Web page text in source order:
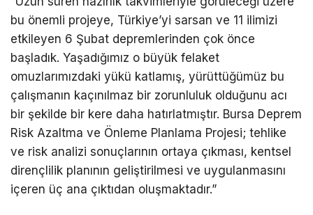
bu önemli projeye, Türkiye’yi sarsan ve 11 ilimizi
etkileyen 6 Şubat depremlerinden çok önce
başladık. Yaşadığımız o büyük felaket
omuzlarımızdaki yükü katlamış, yürüttüğümüz bu
çalışmanın kaçınılmaz bir zorunluluk olduğunu acı
bir şekilde bir kere daha hatırlatmıştır. Bursa Deprem
Risk Azaltma ve Önleme Planlama Projesi; tehlike
ve risk analizi sonuçlarının ortaya çıkması, kentsel
dirençlilik planının geliştirilmesi ve uygulanmasını
içeren üç ana çıktıdan oluşmaktadır.”